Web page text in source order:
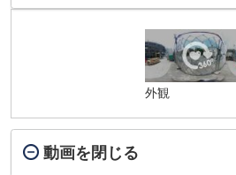
外観
動画を閉じる